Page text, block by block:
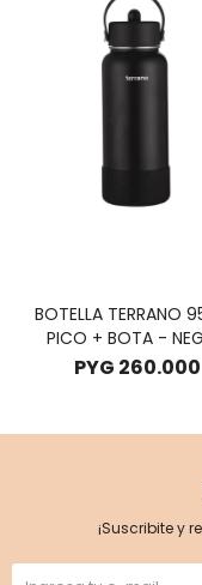
BOTELLA TERRANO
PICO + BOTA -
PYG 260.000
¡Suscribite y